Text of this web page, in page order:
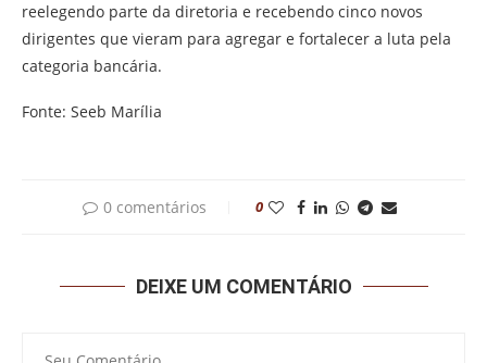
reelegendo parte da diretoria e recebendo cinco novos
dirigentes que vieram para agregar e fortalecer a luta pela
categoria bancária.
Fonte: Seeb Marília
0 comentários 0
DEIXE UM COMENTÁRIO